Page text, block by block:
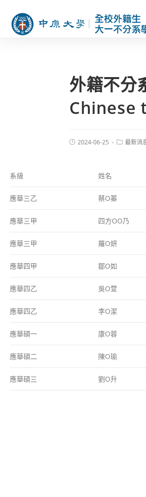
外籍不分
Chinese
2024-06-25 最新消
系級 姓名
應華三乙 蔡O蓁
應華三甲 四方OO乃
應華三甲 羅O妍
應華四甲 鄒O如
應華四乙 吳O萱
應華四乙 李O潔
應華碩一 康O蓉
應華碩二 陳O瑜
應華碩三 劉O升